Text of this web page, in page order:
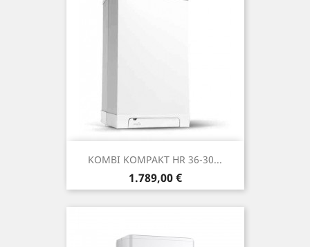
KOMBI KOMPAKT HR 36-30...
Precio
1.789,00 €